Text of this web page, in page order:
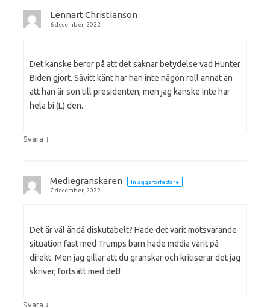
Lennart Christianson
6 december, 2022
Det kanske beror på att det saknar betydelse vad Hunter
Biden gjort. Såvitt känt har han inte någon roll annat än
att han är son till presidenten, men jag kanske inte har
hela bi (L) den.
Svara ↓
Mediegranskaren
Inläggsförfattare
7 december, 2022
Det är väl ändå diskutabelt? Hade det varit motsvarande
situation fast med Trumps barn hade media varit på
direkt. Men jag gillar att du granskar och kritiserar det jag
skriver, fortsätt med det!
Svara ↓